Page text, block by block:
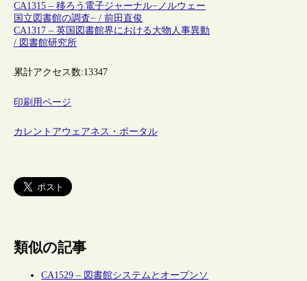
CA1315 – 移ろう電子ジャーナル−ノルウェー
国立図書館の調査− / 前田直俊
CA1317 – 英国図書館界における大物人事異動
/ 図書館研究所
累計アクセス数:13347
印刷用ページ
カレントアウェアネス・ポータル
類似の記事
CA1529 – 図書館システムとオープンソ